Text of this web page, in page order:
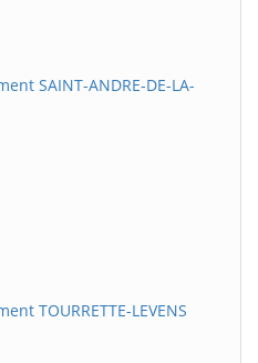
SAINT-ANDRE-DE-LA-
TOURRETTE-LEVENS